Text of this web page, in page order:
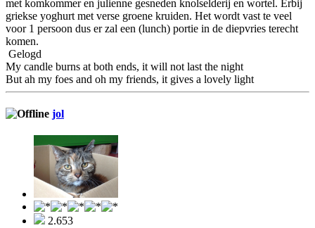
met komkommer en julienne gesneden knolselderij en wortel. Erbij
griekse yoghurt met verse groene kruiden. Het wordt vast te veel
voor 1 persoon dus er zal een (lunch) portie in de diepvries terecht
komen.
Gelogd
My candle burns at both ends, it will not last the night
But ah my foes and oh my friends, it gives a lovely light
jol
2.653